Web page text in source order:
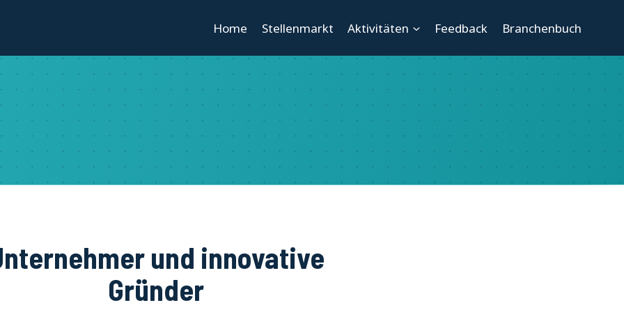
Home Stellenmarkt Aktivitäten Feedback Branchenbuch
und innovative
Gründer